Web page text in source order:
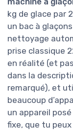
kg de glace par
un bac à
nettoyage
prise classique
en réalité (et
dans la
remarqué), et
beaucoup
un appareil
fixe, que tu